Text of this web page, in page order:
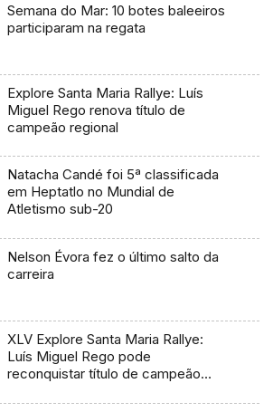
Semana do Mar: 10 botes baleeiros
participaram na regata
Explore Santa Maria Rallye: Luís
Miguel Rego renova título de
campeão regional
Natacha Candé foi 5ª classificada
em Heptatlo no Mundial de
Atletismo sub-20
Nelson Évora fez o último salto da
carreira
XLV Explore Santa Maria Rallye:
Luís Miguel Rego pode
reconquistar título de campeão